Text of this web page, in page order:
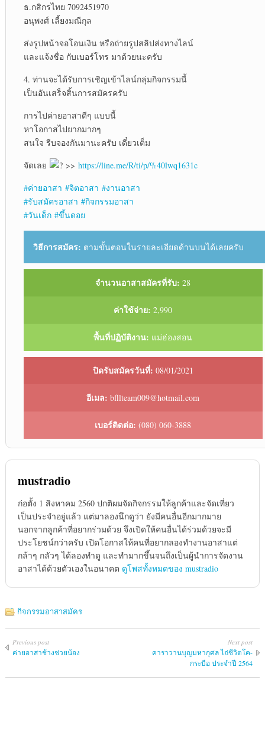
ธ.กสิกรไทย 7092451970
อนุพงศ์ เลี้ยงมณีกุล
ส่งรูปหน้าจอโอนเงิน หรือถ่ายรูปสลิปส่งทางไลน์
และแจ้งชื่อ กับเบอร์โทร มาด้วยนะครับ
4. ท่านจะได้รับการเชิญเข้าไลน์กลุ่มกิจกรรมนี้
เป็นอันเสร็จสิ้นการสมัครครับ
การไปค่ายอาสาดีๆ แบบนี้
หาโอกาสไปยากมากๆ
สนใจ รีบจองกันมานะครับ เดี๋ยวเต็ม
จัดเลย
>> https://line.me/R/ti/p/%40lwq1631c
#ค่ายอาสา #จิตอาสา #งานอาสา
#รับสมัครอาสา #กิจกรรมอาสา
#วันเด็ก #ขึ้นดอย
วิธีการสมัคร: ตามขั้นตอนในรายละเอียดด้านบนได้เลยครับ
จำนวนอาสาสมัครที่รับ: 28
ค่าใช้จ่าย: 2,990
พื้นที่ปฏิบัติงาน: แม่ฮ่องสอน
ปิดรับสมัครวันที่: 08/01/2021
อีเมล: bfllteam009@hotmail.com
เบอร์ติดต่อ: (080) 060-3888
mustradio
ก่อตั้ง 1 สิงหาคม 2560 ปกติผมจัดกิจกรรมให้ลูกค้าและจัดเที่ยว
เป็นประจำอยู่แล้ว แต่มาลองนึกดูว่า ยังมีคนอื่นอีกมากมาย
นอกจากลูกค้าที่อยากร่วมด้วย จึงเปิดให้คนอื่นได้ร่วมด้วยจะมี
ประโยชน์กว่าครับ เปิดโอกาสให้คนที่อยากลองทำงานอาสาแต่
กล้าๆ กลัวๆ ได้ลองทำดู และทำมากขึ้นจนถึงเป็นผู้นำการจัดงาน
อาสาได้ด้วยตัวเองในอนาคต ดูโพสทั้งหมดของ mustradio
กิจกรรมอาสาสมัคร
Previous post
ค่ายอาสาช้างช่วยน้อง
Next post
คาราวานบุญมหากุศล ไถ่ชีวิตโค-
กระบือ ประจำปี 2564